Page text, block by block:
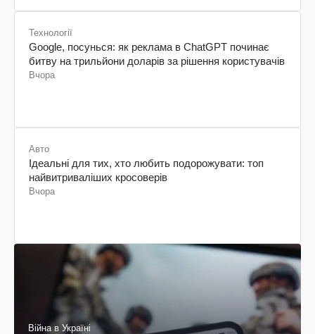
Технології
Google, посунься: як реклама в ChatGPT починає
битву на трильйони доларів за рішення користувачів
Вчора
Авто
Ідеальні для тих, хто любить подорожувати: топ
найвитриваліших кросоверів
Вчора
Війна в Україні